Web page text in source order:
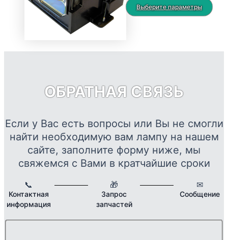
можно
выбрать
товара.
цен:
9897 ₽
Выберите параметры
ОБРАТНАЯ СВЯЗЬ
Если у Вас есть вопросы или Вы не смогли
найти необходимую вам лампу на нашем
сайте, заполните форму ниже, мы
свяжемся с Вами в кратчайшие сроки
📞
Контактная
информация
🎁
Запрос
запчастей
✉
Сообщение